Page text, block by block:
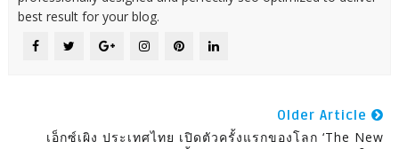
best result for your blog.
Older Article
เอ็กซ์เผิง ประเทศไทย เปิดตัวครั้งแรกของโลก ‘The New